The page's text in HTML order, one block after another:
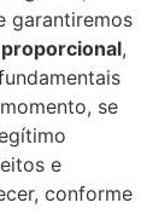
garantiremos
,
se
e
conforme